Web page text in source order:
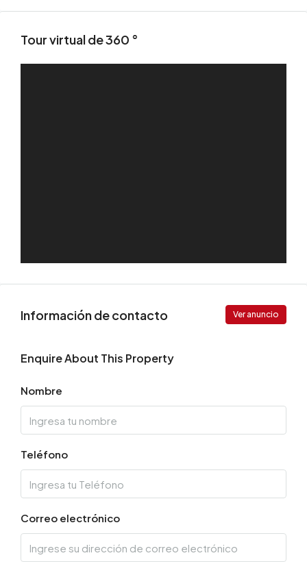
Tour virtual de 360 ​​°
Información de contacto Ver anuncio
Enquire About This Property
Nombre
Teléfono
Correo electrónico